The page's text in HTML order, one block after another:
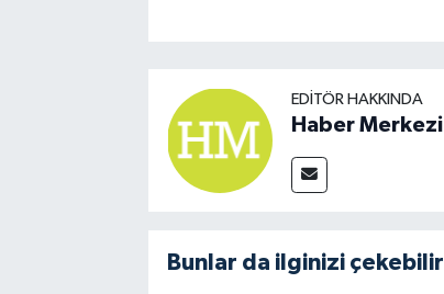
EDITÖR HAKKINDA
Haber Merkezi
Bunlar da ilginizi çekebilir